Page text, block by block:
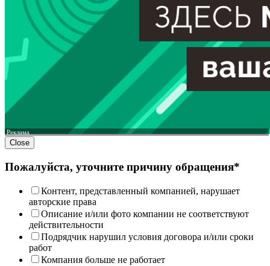
Реклама
Close
Пожалуйста, уточните причину обращения*
Контент, представленный компанией, нарушает
авторские права
Описание и/или фото компании не соответствуют
действительности
Подрядчик нарушил условия договора и/или сроки
работ
Компания больше не работает